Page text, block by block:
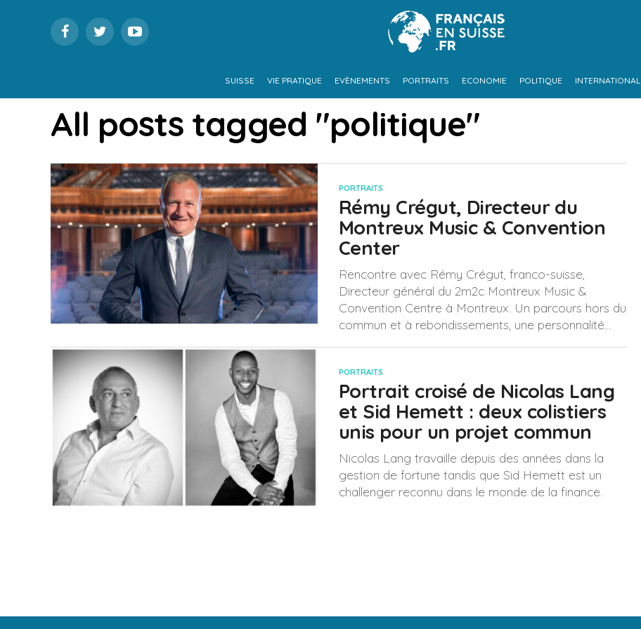
SUISSE VIE PRATIQUE EVÈNEMENTS PORTRAITS ECONOMIE POLITIQUE INTERNATIONAL
All posts tagged "politique"
PORTRAITS
Rémy Crégut, Directeur du
Montreux Music & Convention
Center
Rencontre avec Rémy Crégut, franco-suisse,
Directeur général du 2m2c Montreux Music &
Convention Centre à Montreux. Un parcours hors du
commun et à rebondissements, une personnalité...
PORTRAITS
Portrait croisé de Nicolas Lang
et Sid Hemett : deux colistiers
unis pour un projet commun
Nicolas Lang travaille depuis des années dans la
gestion de fortune tandis que Sid Hemett est un
challenger reconnu dans le monde de la finance.